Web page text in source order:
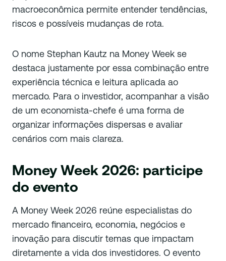
macroeconômica permite entender tendências,
riscos e possíveis mudanças de rota.
O nome Stephan Kautz na Money Week se
destaca justamente por essa combinação entre
experiência técnica e leitura aplicada ao
mercado. Para o investidor, acompanhar a visão
de um economista-chefe é uma forma de
organizar informações dispersas e avaliar
cenários com mais clareza.
Money Week 2026: participe
do evento
A Money Week 2026 reúne especialistas do
mercado financeiro, economia, negócios e
inovação para discutir temas que impactam
diretamente a vida dos investidores. O evento